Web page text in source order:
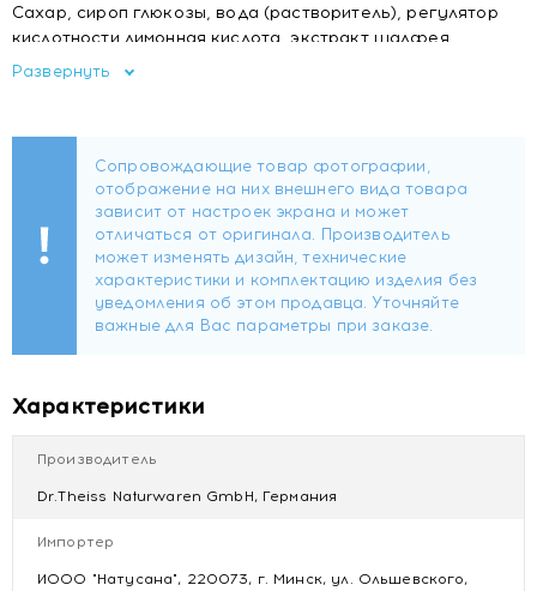
Сахар, сироп глюкозы, вода (растворитель), регулятор
кислотности лимонная кислота, экстракт шалфея,
аскорбиновая кислота, натуральные ароматизаторы
Рекомендации по применению
Лицам старше 18 лет принимать по 3 - 5 леденцов в день,
держать во рту до полного рассасывания, во время еды.
Не превышать рекомендуемую суточную дозу.
Перед применением рекомендуется
проконсультироваться с врачом.
Не является лекарственным средством.
Противопоказания
Купить Доктор Тайсс Леденцы Шалфей и апельсин +
витамин С 75г. с доставкой в Минске
Развернуть
Характеристики
Производитель
Dr.Theiss Naturwaren GmbH, Германия
Импортер
ИООО "Натусана", 220073, г. Минск, ул. Ольшевского,